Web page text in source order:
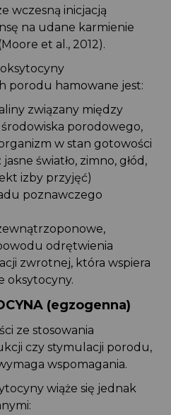
wczesną inicjacją
na udane karmienie
et al., 2012).
porodu hamowane jest:
związany między
porodowego,
w stan gotowości
światło, zimno, głód,
izby przyjęć)
poznawczego
odrętwienia
zwrotnej, która wspiera
oksytocyny.
(egzogenna)
ze stosowania
czy stymulacji porodu,
wspomagania.
wiąże się jednak